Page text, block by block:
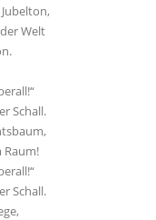
Welt
Schall.
Schall.